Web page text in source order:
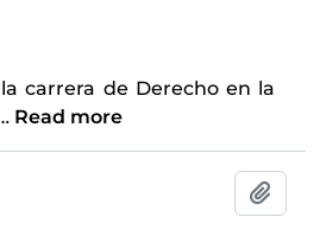
carrera de Derecho en la
Read more